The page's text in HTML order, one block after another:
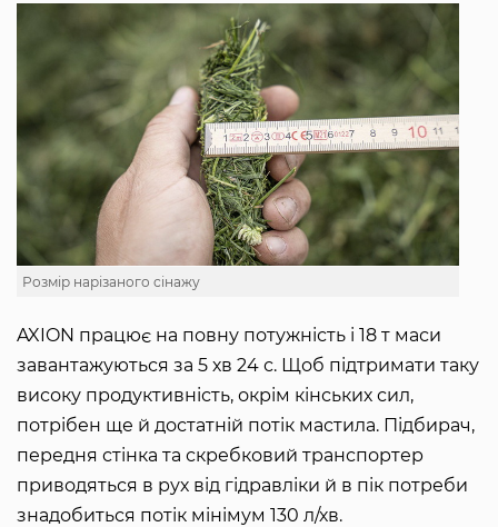
Розмір нарізаного сінажу
AXION працює на повну потужність і 18 т маси
завантажуються за 5 хв 24 с. Щоб підтримати таку
високу продуктивність, окрім кінських сил,
потрібен ще й достатній потік мастила. Підбирач,
передня стінка та скребковий транспортер
приводяться в рух від гідравліки й в пік потреби
знадобиться потік мінімум 130 л/хв.